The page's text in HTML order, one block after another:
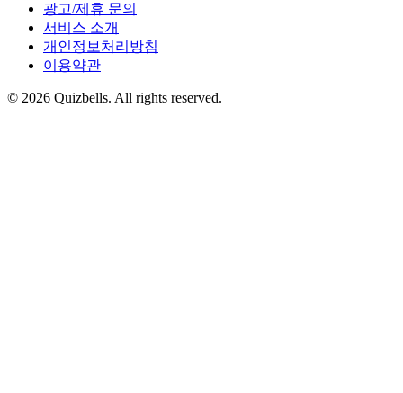
광고/제휴 문의
서비스 소개
개인정보처리방침
이용약관
© 2026 Quizbells. All rights reserved.